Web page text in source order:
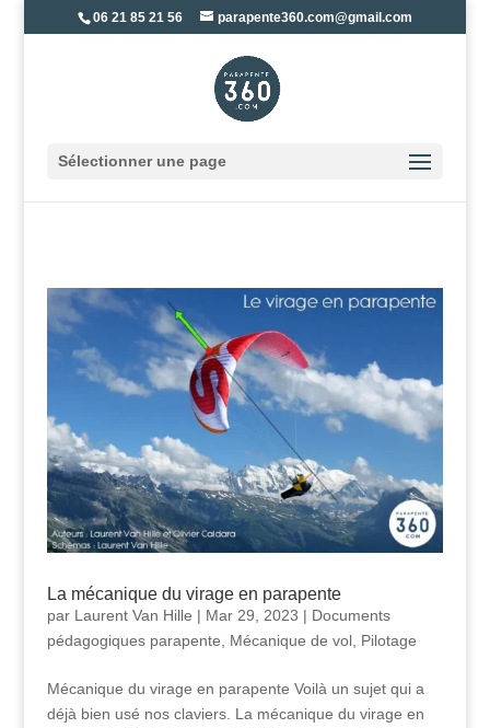
06 21 85 21 56 parapente360.com@gmail.com
Sélectionner une page
La mécanique du virage en parapente
par Laurent Van Hille | Mar 29, 2023 | Documents
pédagogiques parapente
Mécanique de vol, Pilotage
Mécanique du virage en parapente Voilà un sujet qui a
déjà bien usé nos claviers. La mécanique du virage en